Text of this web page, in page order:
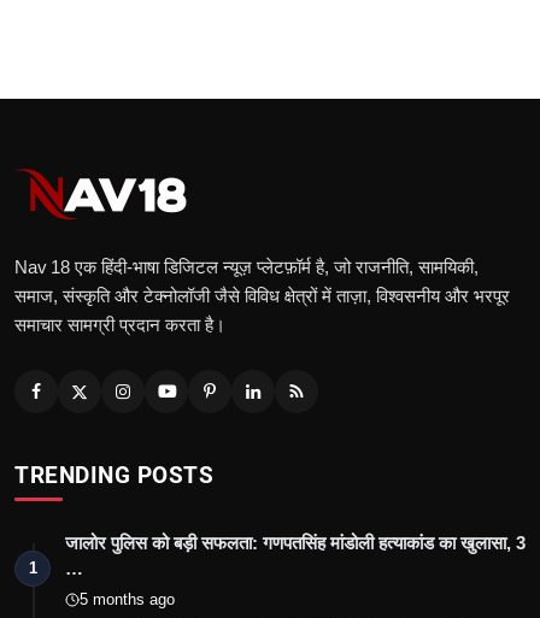
Nav 18 एक हिंदी‑भाषा डिजिटल न्यूज़ प्लेटफ़ॉर्म है, जो राजनीति, सामयिकी,
समाज, संस्कृति और टेक्नोलॉजी जैसे विविध क्षेत्रों में ताज़ा, विश्वसनीय और भरपूर
समाचार सामग्री प्रदान करता है।
TRENDING POSTS
1
जालोर पुलिस को बड़ी सफलता: गणपतसिंह मांडोली हत्याकांड का खुलासा, 3
…
5 months ago